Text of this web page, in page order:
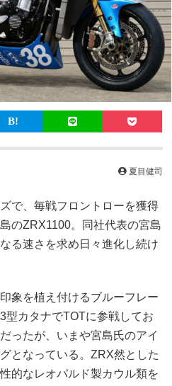
夏目健司
で、毎戦フロントローを獲得
のZRX1100。同社代表の宮島
る速さを求め日々進化し続け
象を植え付けるブルーフレー
型カタナでTOTに参戦してお
ったが、いまや宮島氏のアイ
となっている。ZRX然とした
的なレオパルド製カウル類を